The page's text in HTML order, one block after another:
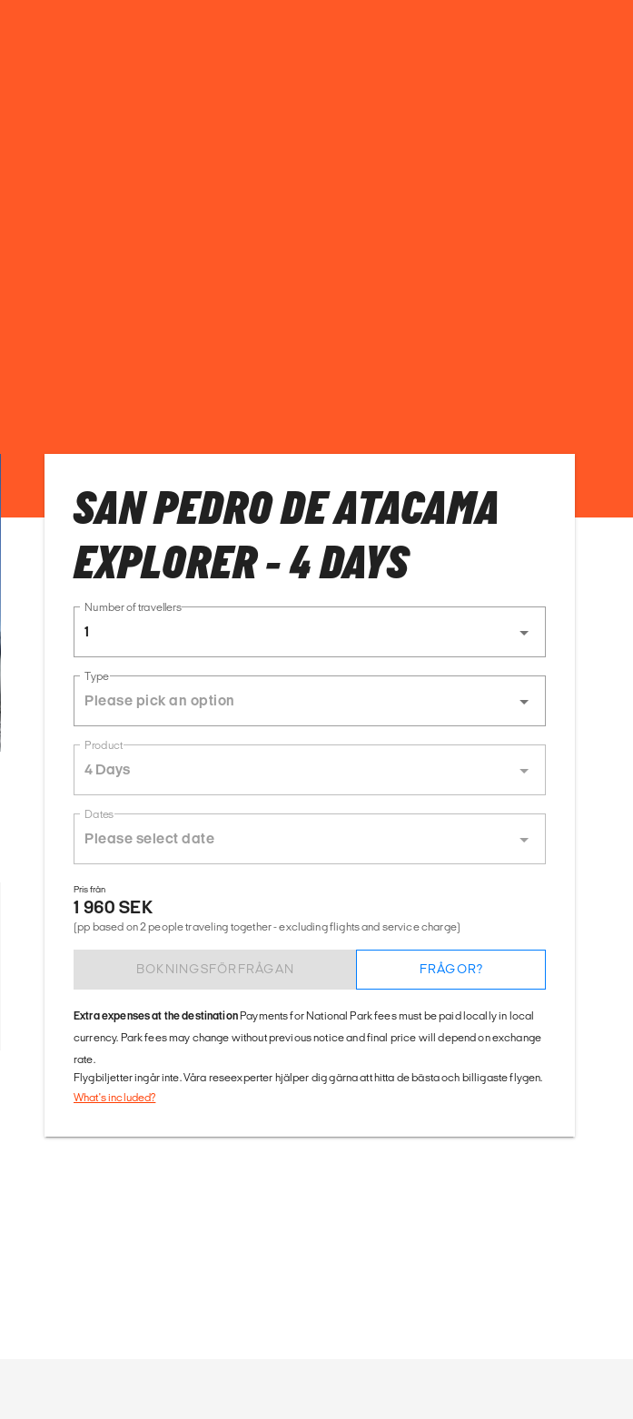
SAN PEDRO DE ATACAMA
EXPLORER - 4 DAYS
Number of travellers
1
Type
Product
4 Days
Dates
Pris från
1 960 SEK
(pp based on 2 people traveling together - excluding flights and service charge)
BOKNINGSFÖRFRÅGAN FRÅGOR?
Extra expenses at the destinationPayments for National Park fees must be paid locally in local
currency. Park fees may change without previous notice and final price will depend on exchange
rate.
Flygbiljetter ingår inte. Våra reseexperter hjälper dig gärna att hitta de bästa och billigaste flygen.
What's included?